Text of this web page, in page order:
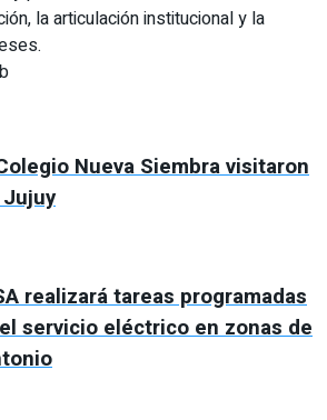
la articulación institucional y la
Nueva Siembra visitaron
realizará tareas programadas
servicio eléctrico en zonas de